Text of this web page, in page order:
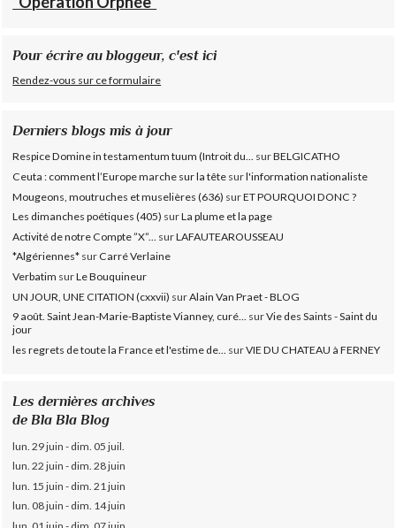
Pour écrire au bloggeur, c'est ici
Rendez-vous sur ce formulaire
Derniers blogs mis à jour
Respice Domine in testamentum tuum (Introit du... surBELGICATHO
Ceuta : comment l’Europe marche sur la tête surl'information nationaliste
Mougeons, moutruches et muselières (636) surET POURQUOI DONC ?
Les dimanches poétiques (405) surLa plume et la page
Activité de notre Compte ”X”...
surLAFAUTEAROUSSEAU
*Algériennes* surCarré Verlaine
Verbatim surLe Bouquineur
UN JOUR, UNE CITATION (cxxvii) surAlain Van Praet - BLOG
9 août. Saint Jean-Marie-Baptiste Vianney, curé... surVie des Saints - Saint du
jour
les regrets de toute la France et l'estime de...
surVIE DU CHATEAU à FERNEY
Les dernières archives
de Bla Bla Blog
lun. 29 juin - dim. 05 juil.
lun. 22 juin - dim. 28 juin
lun. 15 juin - dim. 21 juin
lun. 08 juin - dim. 14 juin